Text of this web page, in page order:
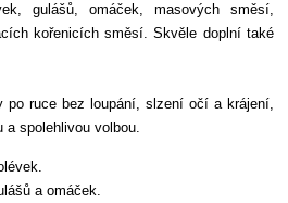
gulášů, omáček, masových směsí,
kořenicích směsí. Skvěle doplní také
po ruce bez loupání, slzení očí a krájení,
spolehlivou volbou.
a omáček.